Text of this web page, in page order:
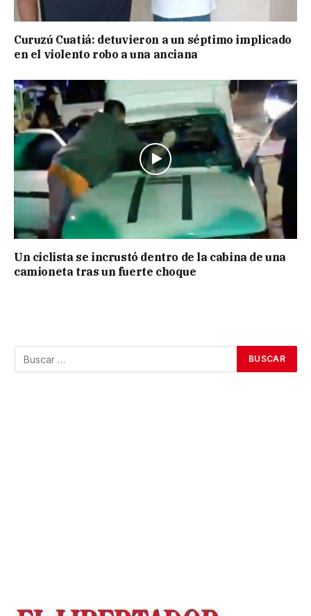
Curuzú Cuatiá: detuvieron a un séptimo implicado
en el violento robo a una anciana
Un ciclista se incrustó dentro de la cabina de una
camioneta tras un fuerte choque